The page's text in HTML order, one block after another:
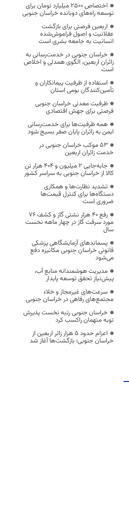
اختصاص 2500 میلیارد تومان برای
توسعه راه‌های دوبانده خراسان جنوبی
اربعین فرصتی برای بازگشت
عقلانیت و اصول فراموش‌شده
انسانیت به جامعه بشری است
خراسان جنوبی در خدمت‌رسانی به
زائران اربعین، الگوی همدلی و اخلاص
است
استفاده از ظرفیت پیمانکاران و
تأمین‌کنندگان بومی استان
ظرفیت معدنی خراسان جنوبی
فرصتی برای جهش اقتصادی
همه ظرفیت‌ها برای خدمت‌رسانی
ایمن به زائران پایان صفر بسیج شود
53 موکب خراسان جنوبی در
خدمت زائران اربعین
جابه‌جایی 2 میلیون و 404 هزار تن
کالا از خراسان جنوبی به سراسر کشور
تشدید نظارت‌ها و همکاری
دستگاه‌ها برای کنترل قیمت‌ها
ضروری است
رفع 40 هزار نشتی گاز و کشف 76
مورد سرقت گاز در چهار ماهه نخست
سال
پسماندهای آزمایشگاهی پزشکی
قانونی خراسان جنوبی مکانیزه دفع
می‌شود
مدیریت هوشمندانه منابع آب،
پیش‌نیاز تحقق توسعه پایدار
سرعت‌های غیرمجاز و خلاء
مجتمع‌های رفاهی در خراسان جنوبی
خراسان جنوبی رتبه نخست پذیرش
توبه متهمان راکسب کرد
اعزام حدود 5 هزار زائر اربعین از
خراسان جنوبی؛ بازگشت‌ها آغاز شد